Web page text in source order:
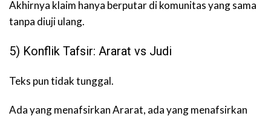
Akhirnya klaim hanya berputar di komunitas yang sama
tanpa diuji ulang.
5) Konflik Tafsir: Ararat vs Judi
Teks pun tidak tunggal.
Ada yang menafsirkan Ararat, ada yang menafsirkan